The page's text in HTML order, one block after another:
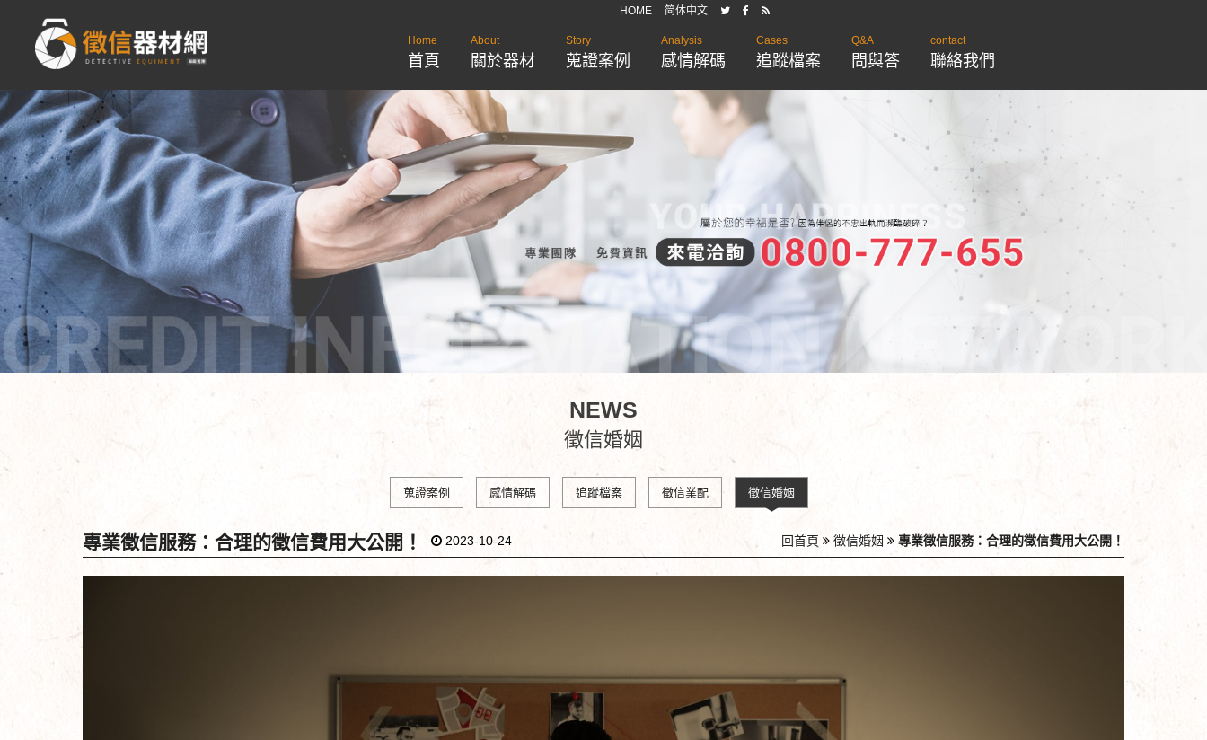
HOME 简体中文
Home
首頁
About
關於器材
Story
蒐證案例
Analysis
感情解碼
Cases
追蹤檔案
Q&A
問與答
contact
聯絡我們
NEWS
徵信婚姻
蒐證案例 感情解碼 追蹤檔案 徵信業配 徵信婚姻
專業徵信服務：合理的徵信費用大公開！ 2023-10-24 回首頁 徵信婚姻 專業徵信服務：合理的徵信費用大公開！